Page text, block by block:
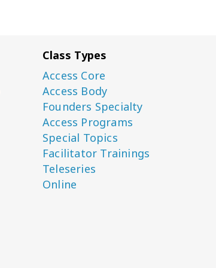
Class Types
Access Core
Access Body
Founders Specialty
Access Programs
Special Topics
Facilitator Trainings
Teleseries
Online